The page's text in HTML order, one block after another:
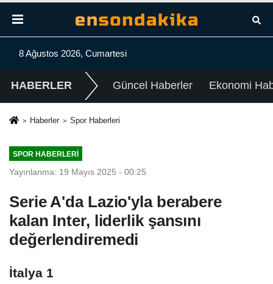
8 Ağustos 2026, Cumartesi
HABERLER Güncel Haberler Ekonomi
Haberler Spor Haberleri
SPOR HABERLERI
Yayınlanma: 19 Mayıs 2025 - 00:25
Serie A'da Lazio'yla berabere
kalan Inter, liderlik şansını
değerlendiremedi
İtalya 1